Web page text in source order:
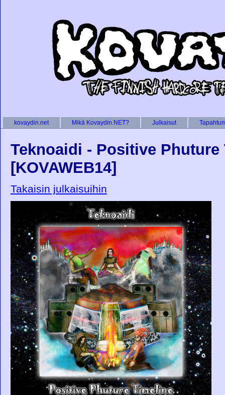
kovaydin.net Mikä Kovaydin.NET? Julkaisut
Teknoaidi - Positive Phuture
[KOVAWEB14]
Takaisin julkaisuihin